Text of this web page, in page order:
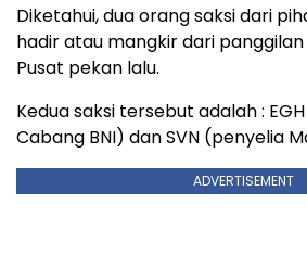
Diketahui, dua orang saksi dari
hadir atau mangkir dari
Pusat pekan lalu.
Kedua saksi tersebut adalah :
Cabang BNI) dan SVN (penyelia
ADVERTISEMENT